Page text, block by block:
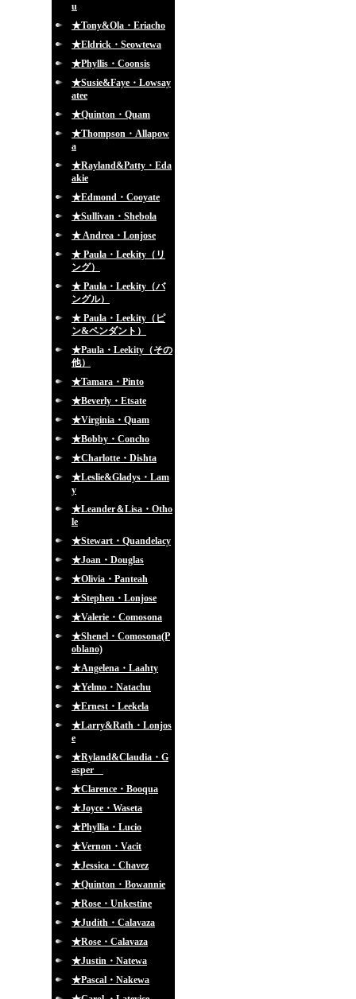
u
★Tony&Ola・Eriacho
★Eldrick・Seowtewa
★Phyllis・Coonsis
★Susie&Faye・Lowsay
atee
★Quinton・Quam
★Thompson・Allapow
a
★Rayland&Patty・Eda
akie
★Edmond・Cooyate
★Sullivan・Shebola
★ Andrea・Lonjose
★ Paula・Leekity（リ
ング）
★ Paula・Leekity（バ
ングル）
★ Paula・Leekity（ピ
ン&ペンダント）
★Paula・Leekity（その
他）
★Tamara・Pinto
★Beverly・Etsate
★Virginia・Quam
★Bobby・Concho
★Charlotte・Dishta
★Leslie&Gladys・Lam
y
★Leander＆Lisa・Otho
le
★Stewart・Quandelacy
★Joan・Douglas
★Olivia・Panteah
★Stephen・Lonjose
★Valerie・Comosona
★Shenel・Comosona(P
oblano)
★Angelena・Laahty
★Yelmo・Natachu
★Ernest・Leekela
★Larry&Rath・Lonjos
e
★Ryland&Claudia・G
asper
★Clarence・Booqua
★Joyce・Waseta
★Phyllia・Lucio
★Vernon・Vacit
★Jessica・Chavez
★Quinton・Bowannie
★Rose・Unkestine
★Judith・Calavaza
★Rose・Calavaza
★Justin・Natewa
★Pascal・Nakewa